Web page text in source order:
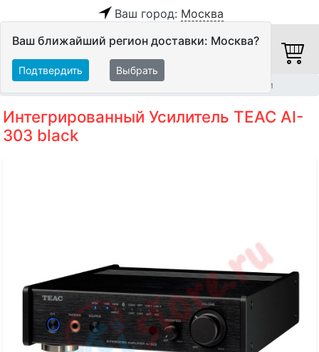
Ваш город: Москва
Ваш ближайший регион доставки: Москва?
Подтвердить Выбрать
Интегрированные усилители
Интегрированный Усилитель TEAC AI-
303 black